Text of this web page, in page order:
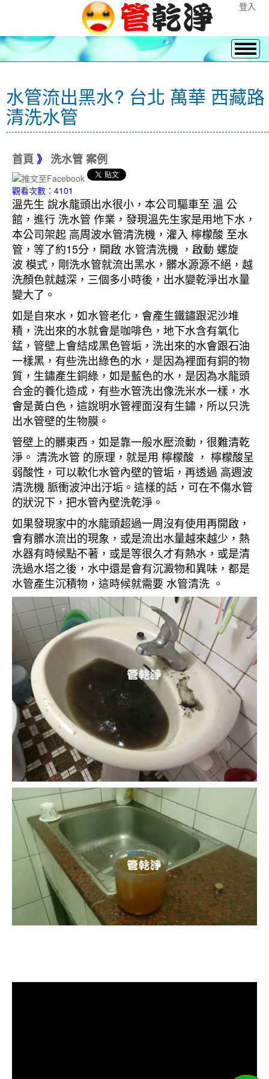
登入
水管流出黑水? 台北 萬華 西藏路
清洗水管
首頁 》 洗水管 案例
觀看次數：4101
溫先生 說水龍頭出水很小，本公司驅車至 溫 公
館，進行 洗水管 作業，發現溫先生家是用地下水，
本公司架起 高周波水管清洗機，灌入 檸檬酸 至水
管，等了約15分，開啟 水管清洗機 ，啟動 螺旋
波 模式，剛洗水管就流出黑水，髒水源源不絕，越
洗顏色就越深，三個多小時後，出水變乾淨出水量
變大了。
如是自來水，如水管老化，會產生鐵鏽跟泥沙堆
積，洗出來的水就會是咖啡色，地下水含有氧化
錳，管壁上會結成黑色管垢，洗出來的水會跟石油
一樣黑，有些洗出綠色的水，是因為裡面有銅的物
質，生鏽產生銅綠，如是藍色的水，是因為水龍頭
合金的養化造成，有些水管洗出像洗米水一樣，水
會是黃白色，這說明水管裡面沒有生鏽，所以只洗
出水管壁的生物膜。
管壁上的髒東西，如是靠一般水壓流動，很難清乾
淨。 清洗水管 的原理，就是用 檸檬酸 ， 檸檬酸呈
弱酸性，可以軟化水管內壁的管垢，再透過 高週波
清洗機 脈衝波沖出汙垢。這樣的話，可在不傷水管
的狀況下，把水管內壁洗乾淨。
如果發現家中的水龍頭超過一周沒有使用再開啟，
會有髒水流出的現象，或是流出水量越來越少，熱
水器有時候點不著，或是等很久才有熱水，或是清
洗過水塔之後，水中還是會有沉澱物和異味，都是
水管產生沉積物，這時候就需要 水管清洗 。